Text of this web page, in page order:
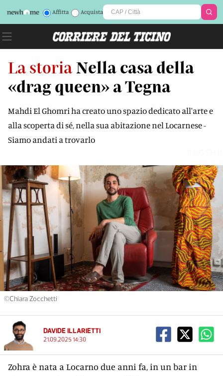
Affitta Acquista
La storia Nella casa della
«drag queen» a Tegna
Mahdi El Ghomri ha creato uno spazio dedicato all'arte e
alla scoperta di sé, nella sua abitazione nel Locarnese -
Siamo andati a trovarlo
©Chiara Zocchetti
DAVIDE ILLARIETTI
21.09.2025 14:30
Zohra è nata a Locarno due anni fa, in un bar in